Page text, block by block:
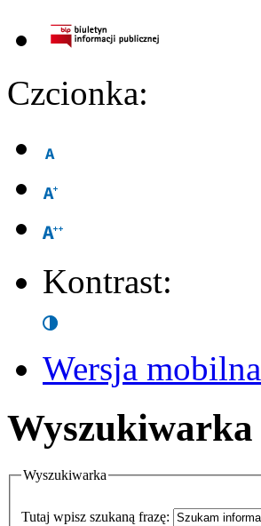
Czcionka:
Kontrast:
Wersja mobilna
Wyszukiwarka
Wyszukiwarka
Tutaj wpisz szukaną frazę: